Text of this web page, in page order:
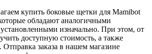
купить боковые щетки для Mamibot
обладают аналогичными
изначально. При этом, от
доступную стоимость, а также
Отправка заказа в нашем магазине